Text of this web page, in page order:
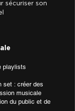
sécuriser son
playlists
set : créer des
musicale
du public et de